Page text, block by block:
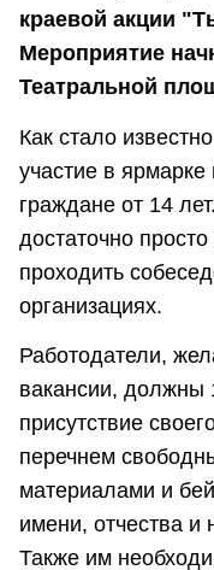
краевой акции
Мероприятие
Театральной
Как стало
участие в
граждане от 14
достаточно
проходить
организациях.
Работодатели,
вакансии, должны
присутствие
перечнем
материалами и
имени, отчества и
Также им